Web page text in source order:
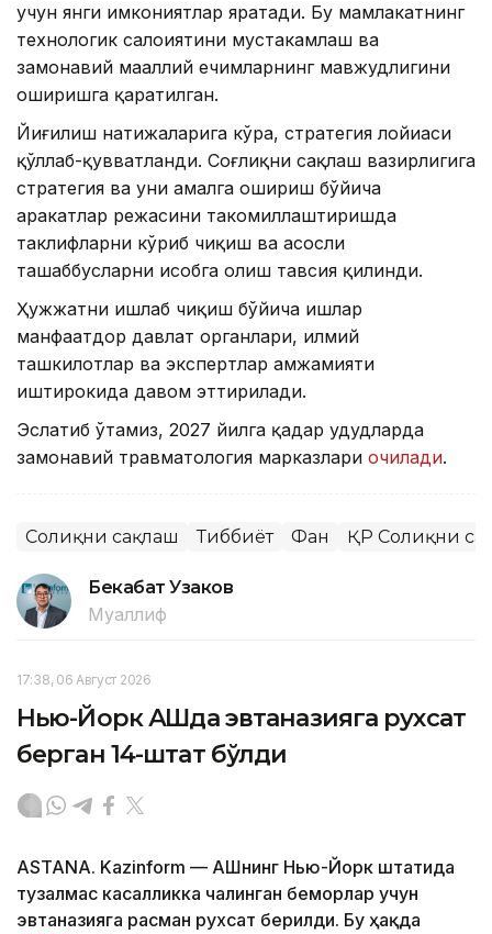
учун янги имкониятлар яратади. Бу мамлакатнинг
технологик салоҳиятини мустаҳкамлаш ва
замонавий маҳаллий ечимларнинг мавжудлигини
оширишга қаратилган.
Йиғилиш натижаларига кўра, стратегия лойиҳаси
қўллаб-қувватланди. Соғлиқни сақлаш вазирлигига
стратегия ва уни амалга ошириш бўйича
ҳаракатлар режасини такомиллаштиришда
таклифларни кўриб чиқиш ва асосли
ташаббусларни ҳисобга олиш тавсия қилинди.
Ҳужжатни ишлаб чиқиш бўйича ишлар
манфаатдор давлат органлари, илмий
ташкилотлар ва экспертлар ҳамжамияти
иштирокида давом эттирилади.
Эслатиб ўтамиз, 2027 йилга қадар ҳудудларда
замонавий травматология марказлари очилади.
Соғлиқни сақлаш Тиббиёт Фан ҚР Соғлиқни
Бекабат Узаков
Муаллиф
17:38, 06 Август 2026
Нью-Йорк АҚШда эвтаназияга рухсат
берган 14-штат бўлди
ASTANA. Kazinform — АҚШнинг Нью-Йорк штатида
тузалмас касалликка чалинган беморлар учун
эвтаназияга расман рухсат берилди. Бу ҳақда